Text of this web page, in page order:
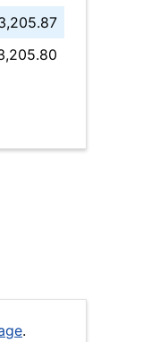
.